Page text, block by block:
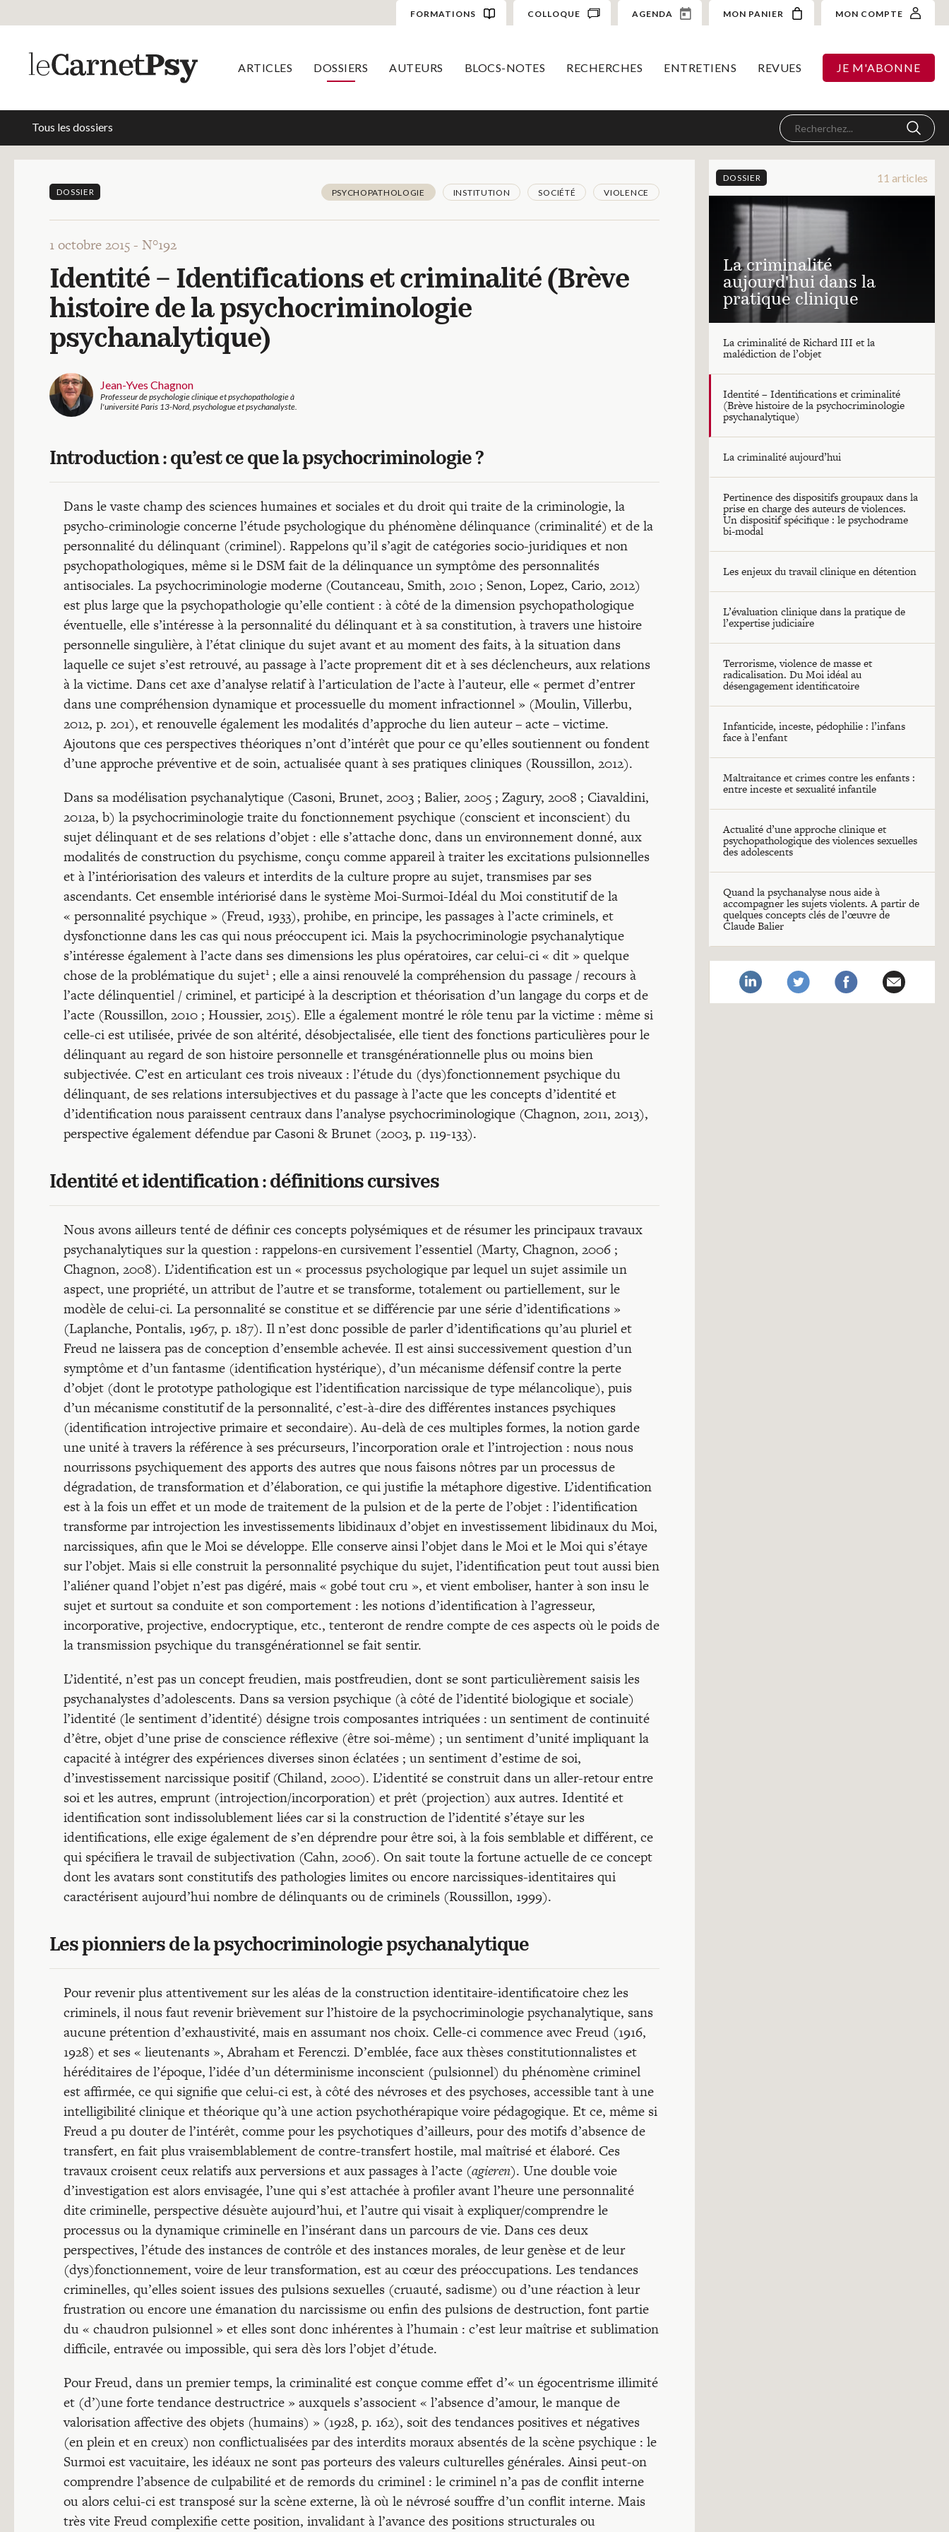
FORMATIONS COLLOQUE AGENDA MON PANIER MON COMPTE
ARTICLES DOSSIERS AUTEURS BLOCS-NOTES RECHERCHES ENTRETIENS REVUES JE M'ABONNE
Tous les dossiers
DOSSIER PSYCHOPATHOLOGIE INSTITUTION SOCIÉTÉ VIOLENCE
1 octobre 2015 - N°192
Identité – Identifications et criminalité (Brève
histoire de la psychocriminologie
psychanalytique)
Jean-Yves Chagnon
Professeur de psychologie clinique et psychopathologie à
l'université Paris 13-Nord, psychologue et psychanalyste.
Introduction : qu’est ce que la psychocriminologie ?
Dans le vaste champ des sciences humaines et sociales et du droit qui traite de la criminologie, la
psycho-criminologie concerne l’étude psychologique du phénomène délinquance (criminalité) et de la
personnalité du délinquant (criminel). Rappelons qu’il s’agit de catégories socio-juridiques et non
psychopathologiques, même si le DSM fait de la délinquance un symptôme des personnalités
antisociales. La psychocriminologie moderne (Coutanceau, Smith, 2010 ; Senon, Lopez, Cario, 2012)
est plus large que la psychopathologie qu’elle contient : à côté de la dimension psychopathologique
éventuelle, elle s’intéresse à la personnalité du délinquant et à sa constitution, à travers une histoire
personnelle singulière, à l’état clinique du sujet avant et au moment des faits, à la situation dans
laquelle ce sujet s’est retrouvé, au passage à l’acte proprement dit et à ses déclencheurs, aux relations
à la victime. Dans cet axe d’analyse relatif à l’articulation de l’acte à l’auteur, elle « permet d’entrer
dans une compréhension dynamique et processuelle du moment infractionnel » (Moulin, Villerbu,
2012, p. 201), et renouvelle également les modalités d’approche du lien auteur – acte – victime.
Ajoutons que ces perspectives théoriques n’ont d’intérêt que pour ce qu’elles soutiennent ou fondent
d’une approche préventive et de soin, actualisée quant à ses pratiques cliniques (Roussillon, 2012).
Dans sa modélisation psychanalytique (Casoni, Brunet, 2003 ; Balier, 2005 ; Zagury, 2008 ; Ciavaldini,
2012a, b) la psychocriminologie traite du fonctionnement psychique (conscient et inconscient) du
sujet délinquant et de ses relations d’objet : elle s’attache donc, dans un environnement donné, aux
modalités de construction du psychisme, conçu comme appareil à traiter les excitations pulsionnelles
et à l’intériorisation des valeurs et interdits de la culture propre au sujet, transmises par ses
ascendants. Cet ensemble intériorisé dans le système Moi-Surmoi-Idéal du Moi constitutif de la
« personnalité psychique » (Freud, 1933), prohibe, en principe, les passages à l’acte criminels, et
dysfonctionne dans les cas qui nous préoccupent ici. Mais la psychocriminologie psychanalytique
s’intéresse également à l’acte dans ses dimensions les plus opératoires, car celui-ci « dit » quelque
chose de la problématique du sujet1 ; elle a ainsi renouvelé la compréhension du passage / recours à
l’acte délinquentiel / criminel, et participé à la description et théorisation d’un langage du corps et de
l’acte (Roussillon, 2010 ; Houssier, 2015). Elle a également montré le rôle tenu par la victime : même si
celle-ci est utilisée, privée de son altérité, désobjectalisée, elle tient des fonctions particulières pour le
délinquant au regard de son histoire personnelle et transgénérationnelle plus ou moins bien
subjectivée. C’est en articulant ces trois niveaux : l’étude du (dys)fonctionnement psychique du
délinquant, de ses relations intersubjectives et du passage à l’acte que les concepts d’identité et
d’identification nous paraissent centraux dans l’analyse psychocriminologique (Chagnon, 2011, 2013),
perspective également défendue par Casoni & Brunet (2003, p. 119-133).
Identité et identification : définitions cursives
Nous avons ailleurs tenté de définir ces concepts polysémiques et de résumer les principaux travaux
psychanalytiques sur la question : rappelons-en cursivement l’essentiel (Marty, Chagnon, 2006 ;
Chagnon, 2008). L’identification est un « processus psychologique par lequel un sujet assimile un
aspect, une propriété, un attribut de l’autre et se transforme, totalement ou partiellement, sur le
modèle de celui-ci. La personnalité se constitue et se différencie par une série d’identifications »
(Laplanche, Pontalis, 1967, p. 187). Il n’est donc possible de parler d’identifications qu’au pluriel et
Freud ne laissera pas de conception d’ensemble achevée. Il est ainsi successivement question d’un
symptôme et d’un fantasme (identification hystérique), d’un mécanisme défensif contre la perte
d’objet (dont le prototype pathologique est l’identification narcissique de type mélancolique), puis
d’un mécanisme constitutif de la personnalité, c’est-à-dire des différentes instances psychiques
(identification introjective primaire et secondaire). Au-delà de ces multiples formes, la notion garde
une unité à travers la référence à ses précurseurs, l’incorporation orale et l’introjection : nous nous
nourrissons psychiquement des apports des autres que nous faisons nôtres par un processus de
dégradation, de transformation et d’élaboration, ce qui justifie la métaphore digestive. L’identification
est à la fois un effet et un mode de traitement de la pulsion et de la perte de l’objet : l’identification
transforme par introjection les investissements libidinaux d’objet en investissement libidinaux du Moi,
narcissiques, afin que le Moi se développe. Elle conserve ainsi l’objet dans le Moi et le Moi qui s’étaye
sur l’objet. Mais si elle construit la personnalité psychique du sujet, l’identification peut tout aussi bien
l’aliéner quand l’objet n’est pas digéré, mais « gobé tout cru », et vient emboliser, hanter à son insu le
sujet et surtout sa conduite et son comportement : les notions d’identification à l’agresseur,
incorporative, projective, endocryptique, etc., tenteront de rendre compte de ces aspects où le poids de
la transmission psychique du transgénérationnel se fait sentir.
L’identité, n’est pas un concept freudien, mais postfreudien, dont se sont particulièrement saisis les
psychanalystes d’adolescents. Dans sa version psychique (à côté de l’identité biologique et sociale)
l’identité (le sentiment d’identité) désigne trois composantes intriquées : un sentiment de continuité
d’être, objet d’une prise de conscience réflexive (être soi-même) ; un sentiment d’unité impliquant la
capacité à intégrer des expériences diverses sinon éclatées ; un sentiment d’estime de soi,
d’investissement narcissique positif (Chiland, 2000). L’identité se construit dans un aller-retour entre
soi et les autres, emprunt (introjection/incorporation) et prêt (projection) aux autres. Identité et
identification sont indissolublement liées car si la construction de l’identité s’étaye sur les
identifications, elle exige également de s’en déprendre pour être soi, à la fois semblable et différent, ce
qui spécifiera le travail de subjectivation (Cahn, 2006). On sait toute la fortune actuelle de ce concept
dont les avatars sont constitutifs des pathologies limites ou encore narcissiques-identitaires qui
caractérisent aujourd’hui nombre de délinquants ou de criminels (Roussillon, 1999).
Les pionniers de la psychocriminologie psychanalytique
Pour revenir plus attentivement sur les aléas de la construction identitaire-identificatoire chez les
criminels, il nous faut revenir brièvement sur l’histoire de la psychocriminologie psychanalytique, sans
aucune prétention d’exhaustivité, mais en assumant nos choix. Celle-ci commence avec Freud (1916,
1928) et ses « lieutenants », Abraham et Ferenczi. D’emblée, face aux thèses constitutionnalistes et
héréditaires de l’époque, l’idée d’un déterminisme inconscient (pulsionnel) du phénomène criminel
est affirmée, ce qui signifie que celui-ci est, à côté des névroses et des psychoses, accessible tant à une
intelligibilité clinique et théorique qu’à une action psychothérapique voire pédagogique. Et ce, même si
Freud a pu douter de l’intérêt, comme pour les psychotiques d’ailleurs, pour des motifs d’absence de
transfert, en fait plus vraisemblablement de contre-transfert hostile, mal maîtrisé et élaboré. Ces
travaux croisent ceux relatifs aux perversions et aux passages à l’acte (agieren). Une double voie
d’investigation est alors envisagée, l’une qui s’est attachée à profiler avant l’heure une personnalité
dite criminelle, perspective désuète aujourd’hui, et l’autre qui visait à expliquer/comprendre le
processus ou la dynamique criminelle en l’insérant dans un parcours de vie. Dans ces deux
perspectives, l’étude des instances de contrôle et des instances morales, de leur genèse et de leur
(dys)fonctionnement, voire de leur transformation, est au cœur des préoccupations. Les tendances
criminelles, qu’elles soient issues des pulsions sexuelles (cruauté, sadisme) ou d’une réaction à leur
frustration ou encore une émanation du narcissisme ou enfin des pulsions de destruction, font partie
du « chaudron pulsionnel » et elles sont donc inhérentes à l’humain : c’est leur maîtrise et sublimation
difficile, entravée ou impossible, qui sera dès lors l’objet d’étude.
Pour Freud, dans un premier temps, la criminalité est conçue comme effet d’« un égocentrisme illimité
et (d’)une forte tendance destructrice » auxquels s’associent « l’absence d’amour, le manque de
valorisation affective des objets (humains) » (1928, p. 162), soit des tendances positives et négatives
(en plein et en creux) non conflictualisées par des interdits moraux absentés de la scène psychique : le
Surmoi est vacuitaire, les idéaux ne sont pas porteurs des valeurs culturelles générales. Ainsi peut-on
comprendre l’absence de culpabilité et de remords du criminel : le criminel n’a pas de conflit interne
ou alors celui-ci est transposé sur la scène externe, là où le névrosé souffre d’un conflit interne. Mais
très vite Freud complexifie cette position, invalidant à l’avance des positions structurales ou
DOSSIER 11 articles
La criminalité
aujourd'hui dans la
pratique clinique
La criminalité de Richard III et la
malédiction de l’objet
Identité – Identifications et criminalité
(Brève histoire de la psychocriminologie
psychanalytique)
La criminalité aujourd’hui
Pertinence des dispositifs groupaux dans la
prise en charge des auteurs de violences.
Un dispositif spécifique : le psychodrame
bi-modal
Les enjeux du travail clinique en détention
L’évaluation clinique dans la pratique de
l’expertise judiciaire
Terrorisme, violence de masse et
radicalisation. Du Moi idéal au
désengagement identificatoire
Infanticide, inceste, pédophilie : l’infans
face à l’enfant
Maltraitance et crimes contre les enfants :
entre inceste et sexualité infantile
Actualité d’une approche clinique et
psychopathologique des violences sexuelles
des adolescents
Quand la psychanalyse nous aide à
accompagner les sujets violents. A partir de
quelques concepts clés de l’œuvre de
Claude Balier